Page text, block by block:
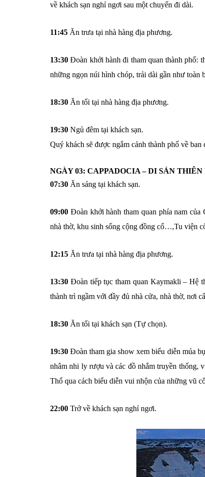
về khách sạn nghỉ ngơi sau một chuyến đi dài.
11:45 Ăn trưa tại nhà hàng địa phương.
13:30 Đoàn khởi hành đi tham quan thành phố:
những ngọn núi hình chóp, trải dài gần như
18:30 Ăn tối tại nhà hàng địa phương.
19:30 Ngủ đêm tại khách sạn.
Quý khách sẽ được ngắm cảnh thành phố về ban
NGÀY 03: CAPPADOCIA – DI SẢN
07:30 Ăn sáng tại khách sạn.
09:00 Đoàn khởi hành tham quan phía nam
nhà thờ, khu sinh sống cộng đồng cổ…,Tu viện
12:15 Ăn trưa tại nhà hàng địa phương.
13:30 Đoàn tiếp tục tham quan Kaymakli – Hệ
thành trì ngầm với đầy đủ nhà cửa, nhà thờ, nơi
18:30 Ăn tối tại khách sạn (Tự chọn).
19:30 Đoàn tham gia show xem biểu diễn múa
nhâm nhi ly rượu và các đồ nhắm truyền thống,
Thổ qua cách biểu diễn vui nhộn của những vũ
22:00 Trở về khách sạn nghỉ ngơi.